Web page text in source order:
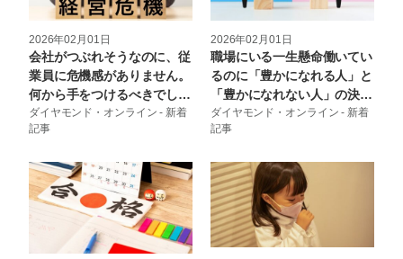
2026年02月01日
会社がつぶれそうなのに、従
業員に危機感がありません。
何から手をつけるべきでしょ
うか？ – 戦略のデザイン
ダイヤモンド・オンライン - 新着
記事
2026年02月01日
職場にいる一生懸命働いてい
るのに「豊かになれる人」と
「豊かになれない人」の決定
的な違いとは – THE
ALGEBRA OF WEALTH 一
の方程式
ダイヤモンド・オンライン - 新着
記事